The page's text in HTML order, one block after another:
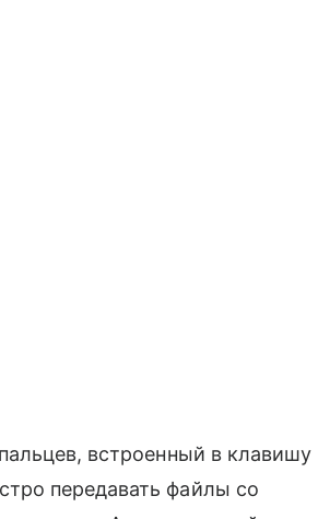
встроенный в клавишу
передавать файлы со